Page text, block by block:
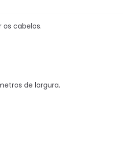
cabelos.
de largura.